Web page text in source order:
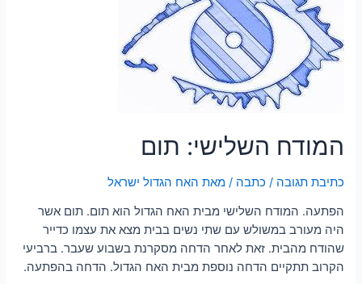
המודח השלישי: תום
כתיבת תגובה /כתבה/ מאתהאח הגדול ישראל
הפתעה. המודח השלישי מבית האח הגדול הוא תום. תום אשר
היה מעורב במשולש עם שתי נשים בבית מצא את עצמו כדייר
שהודח מהבית. זאת לאחר הדחה מסקרנת בשבוע שעבר. ברביעי
הקרוב תתקיים הדחה נוספת מבית האח הגדול. הדחה בהפתעה.